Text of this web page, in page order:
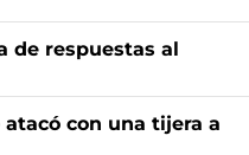
de respuestas al
con una tijera a